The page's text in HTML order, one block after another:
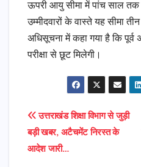
ऊपरी आयु सीमा में पांच साल
उम्मीदवारों के वास्ते यह सीमा
अधिसूचना में कहा गया है कि पूर्व
परीक्षा से छूट मिलेगी।
Post
navigation
उत्तराखंड शिक्षा विभाग से जुड़ी
बड़ी खबर, अटैचमेंट निरस्त के
आदेश जारी…